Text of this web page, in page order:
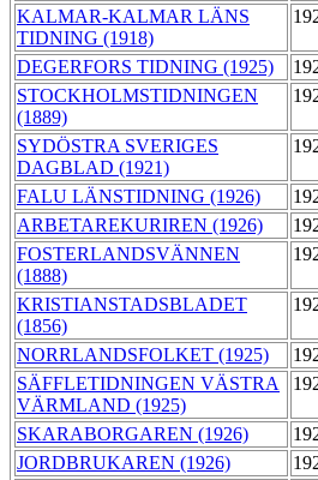
KALMAR-KALMAR LÄNS
TIDNING (1918)
DEGERFORS TIDNING (1925)
STOCKHOLMSTIDNINGEN
(1889)
SYDÖSTRA SVERIGES
DAGBLAD (1921)
FALU LÄNSTIDNING (1926)
ARBETAREKURIREN (1926)
FOSTERLANDSVÄNNEN
(1888)
KRISTIANSTADSBLADET
(1856)
NORRLANDSFOLKET (1925)
SÄFFLETIDNINGEN VÄSTRA
VÄRMLAND (1925)
SKARABORGAREN (1926)
JORDBRUKAREN (1926)